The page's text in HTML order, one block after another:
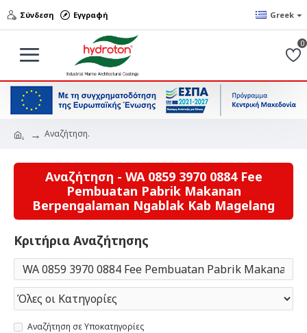
Σύνδεση Εγγραφή Greek
0
. Αναζήτηση.
Αναζήτηση - WA 0859 3970 0884 Fee
Pembuatan Pabrik Makanan
Berpengalaman Ngablak Kab Magelang
Κριτήρια Αναζήτησης
Αναζήτηση σε Υποκατηγορίες